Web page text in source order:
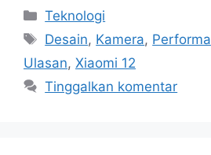
Kategori
Teknologi
Tag
Desain, Kamera, Performa
Ulasan, Xiaomi 12
Tinggalkan komentar